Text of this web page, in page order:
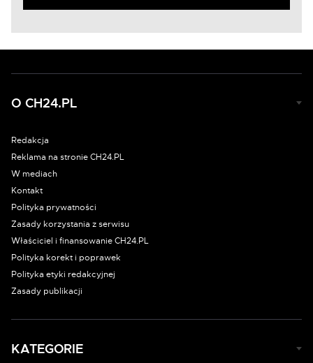
O CH24.PL
Redakcja
Reklama na stronie CH24.PL
W mediach
Kontakt
Polityka prywatności
Zasady korzystania z serwisu
Właściciel i finansowanie CH24.PL
Polityka korekt i poprawek
Polityka etyki redakcyjnej
Zasady publikacji
KATEGORIE